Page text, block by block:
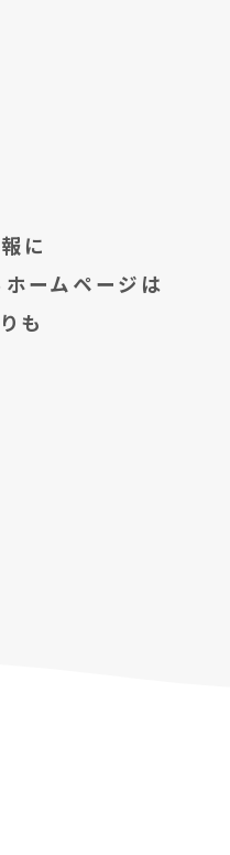
に
ホームページは
も